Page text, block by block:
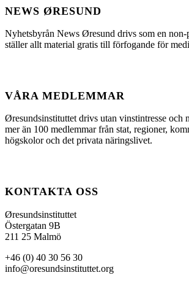
NEWS ØRESUND
Nyhetsbyrån News Øresund drivs som en
ställer allt material gratis till förfogande för
VÅRA MEDLEMMAR
Øresundsinstituttet drivs utan vinst­intresse och
mer än 100 medlemmar från stat, regioner,
högskolor och det privata näringslivet.
KONTAKTA OSS
Øresundsinstituttet
Östergatan 9B
211 25 Malmö
+46 (0) 40 30 56 30
info@oresundsinstituttet.org